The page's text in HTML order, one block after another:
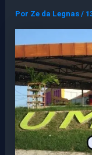
Por Ze da Legnas/